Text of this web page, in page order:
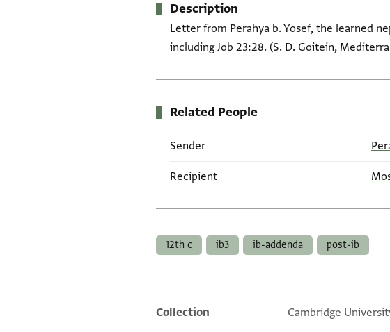
Description
Letter from Perahya b. Yosef, the learned
including Job 23:28. (S. D. Goitein,
Related People
Sender
Recipient
12th c ib3 ib-addenda post-ib
Additional metadata
Collection
Cambridge